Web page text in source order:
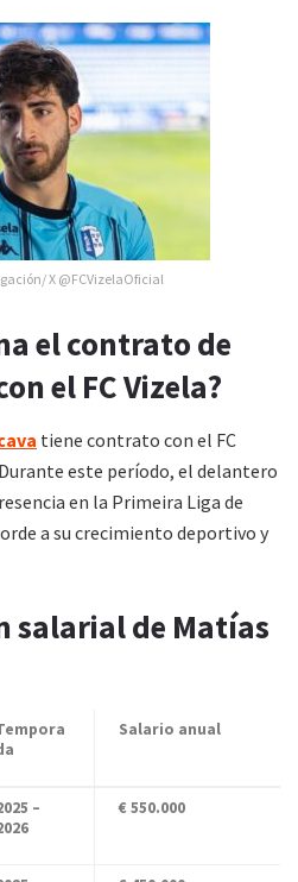
X @FCVizelaOficial
el contrato de
el FC Vizela?
tiene contrato con el FC
este período, el delantero
en la Primeira Liga de
a su crecimiento deportivo y
salarial de Matías
Salario anual
–
€ 550.000